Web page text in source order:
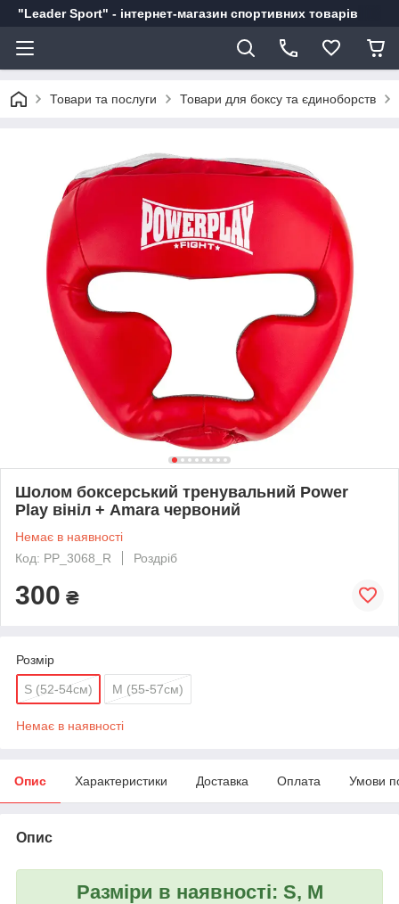
"Leader Sport" - інтернет-магазин спортивних товарів
Товари та послуги Товари для боксу та єдиноборств
Шолом боксерський тренувальний Power
Play вініл + Amara червоний
Немає в наявності
Код: PP_3068_R
Роздріб
300 ₴
Розмір
S (52-54см) М (55-57см)
Немає в наявності
Опис Характеристики Доставка Оплата Умови
Опис
Разміри в наявності: S, M